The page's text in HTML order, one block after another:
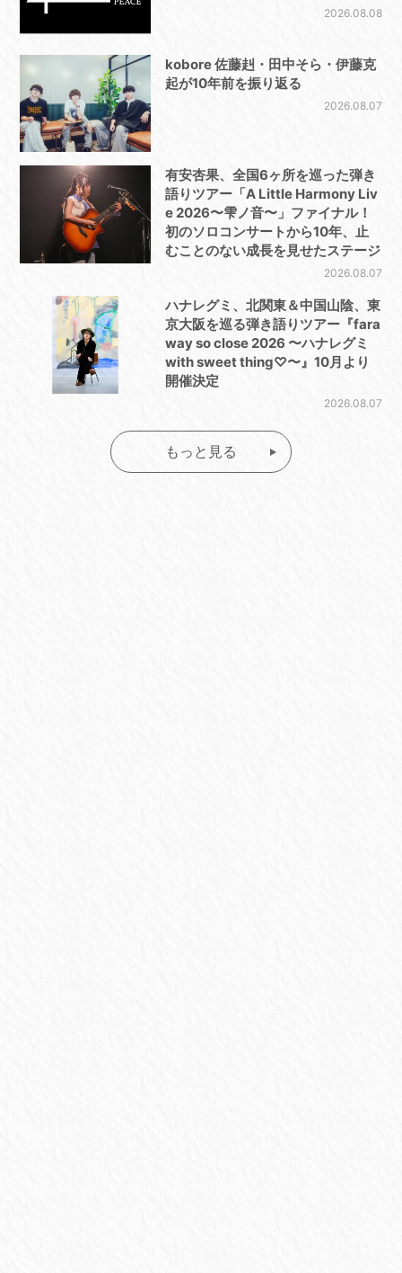
2026.08.08
kobore 佐藤赳・田中そら・伊藤克
起が10年前を振り返る
2026.08.07
有安杏果、全国6ヶ所を巡った弾き
語りツアー「A Little Harmony Liv
e 2026〜雫ノ音〜」ファイナル！
初のソロコンサートから10年、止
むことのない成長を見せたステージ
2026.08.07
ハナレグミ、北関東＆中国山陰、東
京大阪を巡る弾き語りツアー『fara
way so close 2026 〜ハナレグミ
with sweet thing♡〜』10月より
開催決定
2026.08.07
もっと見る